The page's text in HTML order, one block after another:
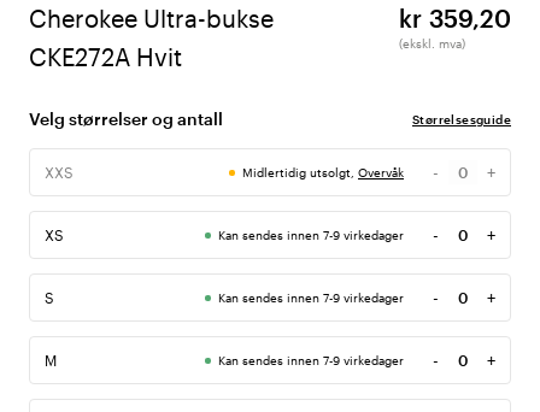
Cherokee Ultra-bukse
CKE272A Hvit
kr 359,20
(ekskl. mva)
Velg størrelser og antall Størrelsesguide
XXS Midlertidig utsolgt, Overvåk -
Antall
+
XS Kan sendes innen 7-9 virkedager -
Antall
+
S Kan sendes innen 7-9 virkedager -
Antall
+
M Kan sendes innen 7-9 virkedager -
Antall
+